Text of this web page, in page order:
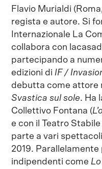
Flavio Murialdi
regista e autore. Si
Internazionale La
collabora con
partecipando a
edizioni di IF /
debutta come attore
Svastica sul sole. Ha
Collettivo Fontana (
e con il Teatro
parte a vari
2019.
indipendenti come